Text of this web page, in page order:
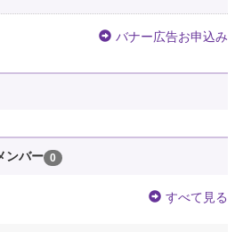
バナー広告お申込み
ンバー 0
すべて見る